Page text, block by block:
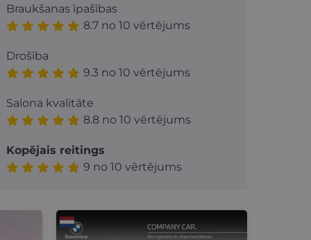
Braukšanas īpašības
8.7 no 10 vērtējums
Drošība
9.3 no 10 vērtējums
Salona kvalitāte
8.8 no 10 vērtējums
Kopējais reitings
9 no 10 vērtējums